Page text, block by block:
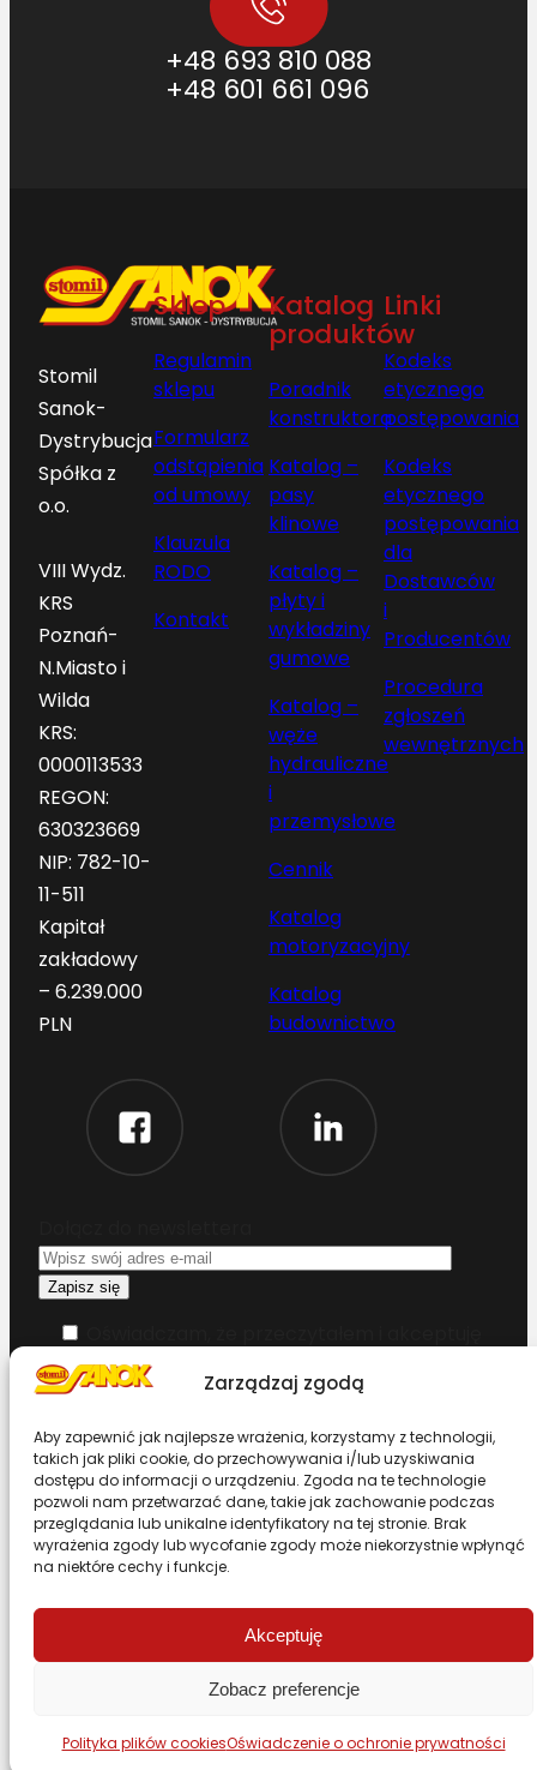
Zarządzaj zgodą
Aby zapewnić jak najlepsze wrażenia, korzystamy z technologii,
takich jak pliki cookie, do przechowywania i/lub uzyskiwania
dostępu do informacji o urządzeniu. Zgoda na te technologie
pozwoli nam przetwarzać dane, takie jak zachowanie podczas
przeglądania lub unikalne identyfikatory na tej stronie. Brak
wyrażenia zgody lub wycofanie zgody może niekorzystnie wpłynąć
na niektóre cechy i funkcje.
Akceptuję
Zobacz preferencje
Polityka plików cookiesOświadczenie o ochronie prywatności
+48 693 810 088
+48 601 661 096
Stomil
Sanok-
Dystrybucja
Spółka z
o.o.
VIII Wydz.
KRS
Poznań-
N.Miasto i
Wilda
KRS:
0000113533
REGON:
630323669
NIP: 782-10-
11-511
Kapitał
zakładowy
– 6.239.000
PLN
Sklep
Regulamin
sklepu
Formularz
odstąpienia
od umowy
Klauzula
RODO
Kontakt
Katalog
produktów
Poradnik
konstruktora
Katalog –
pasy
klinowe
Katalog –
płyty i
wykładziny
gumowe
Katalog –
węże
hydrauliczne
i
przemysłowe
Cennik
Katalog
motoryzacyjny
Katalog
budownictwo
Linki
Kodeks
etycznego
postępowania
Kodeks
etycznego
postępowania
dla
Dostawców
i
Producentów
Procedura
zgłoszeń
wewnętrznych
warunki korzystania z serwisu
Design & Code by Foxstudio.eu
Przewiń stronę do góry